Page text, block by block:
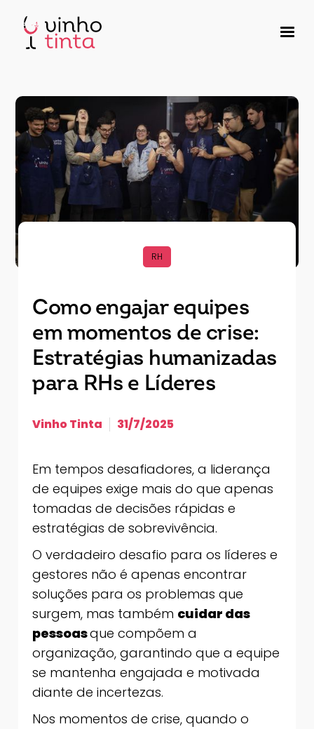
RH
Como engajar equipes
em momentos de crise:
Estratégias humanizadas
para RHs e Líderes
Vinho Tinta 31/7/2025
Em tempos desafiadores, a liderança
de equipes exige mais do que apenas
tomadas de decisões rápidas e
estratégias de sobrevivência.
O verdadeiro desafio para os líderes e
gestores não é apenas encontrar
soluções para os problemas que
surgem, mas também cuidar das
pessoasque compõem a
organização, garantindo que a equipe
se mantenha engajada e motivada
diante de incertezas.
Nos momentos de crise, quando o